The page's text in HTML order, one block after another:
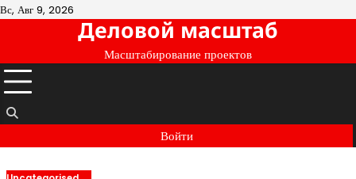
Перейти
Вс, Авг 9, 2026
Деловой масштаб
Масштабирование проектов
Войти